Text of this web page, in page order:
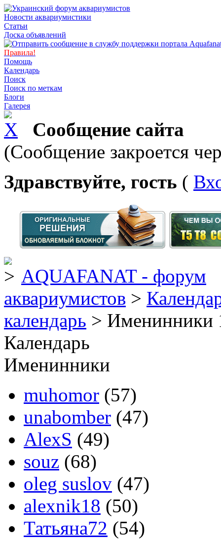
Новости аквариумистики
Статьи
Доска объявлений
Правила!
Помощь
Календарь
Поиск
Поиск по меткам
Блоги
Галерея
Сообщение сайта
(Сообщение закроется
Здравствуйте, гость (
AQUAFANAT - форум
аквариумистов >
календарь > Именинники
Календарь
Именинники
muhomor (57)
unabomber (47)
AlexS (49)
souz (68)
oleg suslov (47)
alexnik18 (50)
Татьяна72 (54)